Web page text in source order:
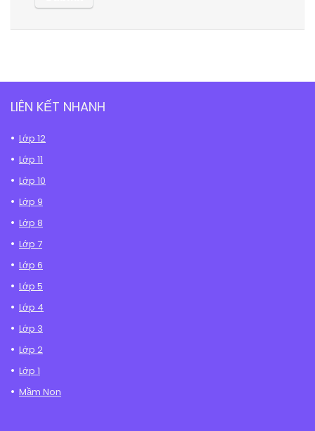
LIÊN KẾT NHANH
Lớp 12
Lớp 11
Lớp 10
Lớp 9
Lớp 8
Lớp 7
Lớp 6
Lớp 5
Lớp 4
Lớp 3
Lớp 2
Lớp 1
Mầm Non